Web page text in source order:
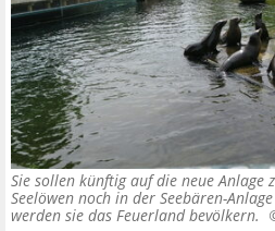
Sie sollen künftig auf die neue Anlage
Seelöwen noch in der Seebären-
werden sie das Feuerland bevölkern.